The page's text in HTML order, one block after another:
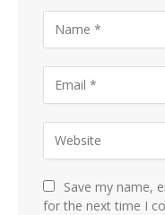
Save my name,
for the next time I